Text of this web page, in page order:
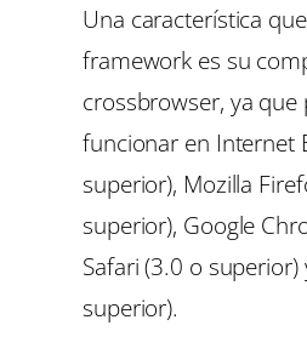
Una característica
framework es su
crossbrowser, ya que
funcionar en Internet
superior), Mozilla
superior), Google
Safari (3.0 o
superior).